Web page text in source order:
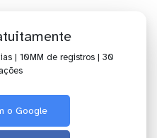
| 10MM de registros | 30
o Google